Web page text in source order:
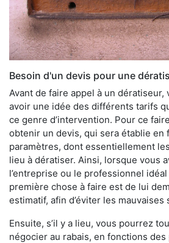
Besoin d'un devis pour une
Avant de faire appel à un
avoir une idée des différents tarifs
ce genre d’intervention. Pour ce
obtenir un devis, qui sera établie en
paramètres, dont essentiellement
lieu à dératiser. Ainsi, lorsque vous
l’entreprise ou le professionnel
première chose à faire est de lui
estimatif, afin d’éviter les mauvaises
Ensuite, s’il y a lieu, vous pourrez
négocier au rabais, en fonctions